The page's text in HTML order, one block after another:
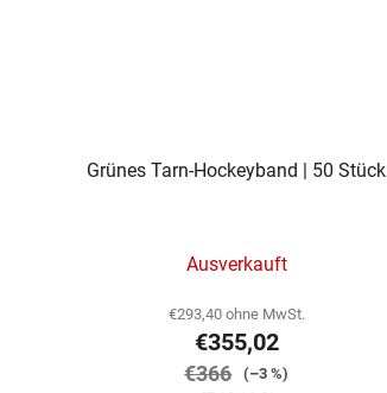
Grünes Tarn-Hockeyband | 50 Stück
Ausverkauft
€293,40 ohne MwSt.
€355,02
€366
(–3 %)